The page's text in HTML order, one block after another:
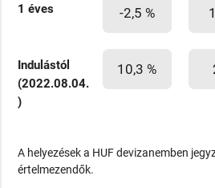
1 éves -2,5 %
Indulástól
(2022.08.04.
)
10,3 %
A helyezések a HUF devizanemben
értelmezendők.